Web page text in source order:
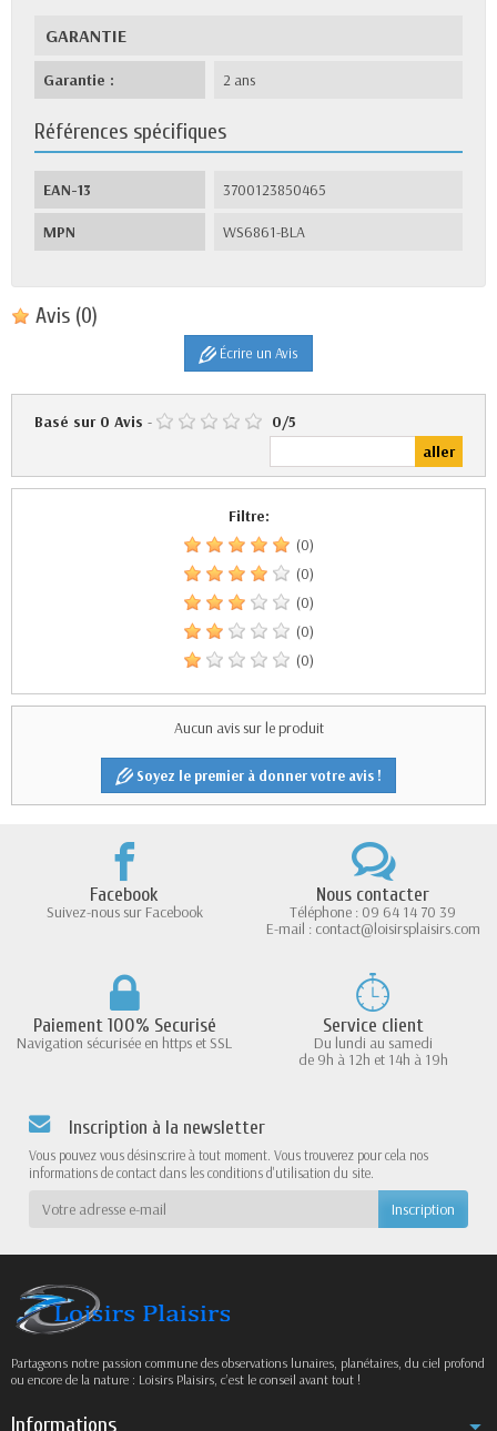
GARANTIE
Garantie : 2 ans
Références spécifiques
EAN-13 3700123850465
MPN WS6861-BLA
Avis (0)
Écrire un Avis
Basé sur 0 Avis - 0/5
Filtre:
(0)
(0)
(0)
(0)
(0)
Aucun avis sur le produit
Soyez le premier à donner votre avis !
Facebook
Suivez-nous sur Facebook
Nous contacter
Téléphone : 09 64 14 70 39
E-mail : contact@loisirsplaisirs.com
Paiement 100% Securisé
Navigation sécurisée en https et SSL
Service client
Du lundi au samedi
de 9h à 12h et 14h à 19h
Inscription à la newsletter
Vous pouvez vous désinscrire à tout moment. Vous trouverez pour cela nos
informations de contact dans les conditions d'utilisation du site.
Partageons notre passion commune des observations lunaires, planétaires, du ciel profond
ou encore de la nature : Loisirs Plaisirs, c’est le conseil avant tout !
Informations